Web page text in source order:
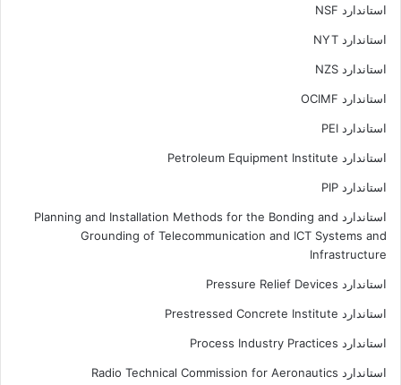
استاندارد NSF
استاندارد NYT
استاندارد NZS
استاندارد OCIMF
استاندارد PEI
استاندارد Petroleum Equipment Institute
استاندارد PIP
استاندارد Planning and Installation Methods for the Bonding and
Grounding of Telecommunication and ICT Systems and
Infrastructure
استاندارد Pressure Relief Devices
استاندارد Prestressed Concrete Institute
استاندارد Process Industry Practices
استاندارد Radio Technical Commission for Aeronautics